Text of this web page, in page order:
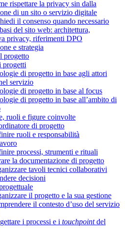
rispettare la privacy sin dalla
di un sito o servizio digitale
il consenso quando necessario
del sito web: architettura,
privacy, riferimenti DPO
e strategia
progetto
progetti
di progetto in base agli attori
servizio
di progetto in base al focus
di progetto in base all’ambito di
ruoli e figure coinvolte
di progetto
ruoli e responsabilità
processi, strumenti e rituali
la documentazione di progetto
tavoli tecnici collaborativi
decisioni
il progetto e la sua gestione
il contesto d’uso del servizio
i processi e i touchpointdel